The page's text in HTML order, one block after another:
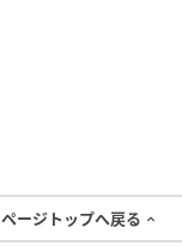
ページトップへ戻る